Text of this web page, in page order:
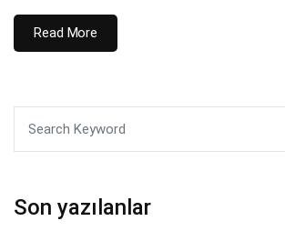
Read More
Son yazılanlar